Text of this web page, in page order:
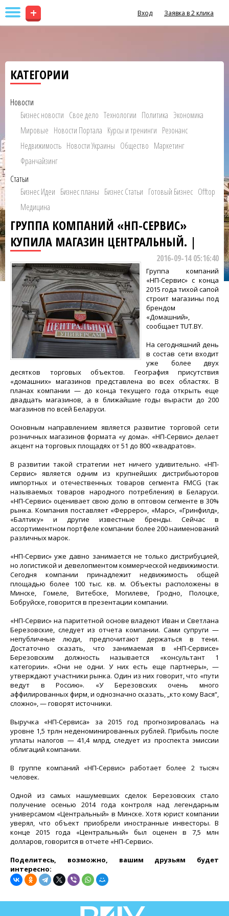
+ Вход Заявка в 2 клика
КАТЕГОРИИ
Новости
Бизнес новости Свое дело Технологии Политика Экономика
Мировые Новости Портала Курсы и тренинги Резонанс
Недвижимость Новости Украины Общество Маркетинг
Франчайзинг
Статьи
Бизнес Идеи Бизнес планы Бизнес Статьи Готовый Бизнес Offtop
Медицина
ГРУППА КОМПАНИЙ «НП-СЕРВИС»
КУПИЛА МАГАЗИН ЦЕНТРАЛЬНЫЙ. |
2016-09-14 05:16:40
Группа компаний
«НП-Сервис» с конца
2015 года тихой сапой
строит магазины под
брендом
«Домашний»,
сообщает TUT.BY.
На сегодняшний день
в состав сети входит
уже более двух
десятков торговых объектов. География присутствия
«домашних» магазинов представлена во всех областях. В
планах компании — до конца текущего года открыть еще
двадцать магазинов, а в ближайшие годы вырасти до 200
магазинов по всей Беларуси.
Основным направлением является развитие торговой сети
розничных магазинов формата «у дома». «НП-Сервис» делает
акцент на торговых площадях от 51 до 800 «квадратов».
В развитии такой стратегии нет ничего удивительно. «НП-
Сервис» является одним из крупнейших дистрибьюторов
импортных и отечественных товаров сегмента FMCG (так
называемых товаров народного потребления) в Беларуси.
«НП-Сервис» оценивает свою долю в оптовом сегменте в 30%
рынка. Компания поставляет «Ферреро», «Марс», «Гринфилд»,
«Балтику» и другие известные бренды. Сейчас в
ассортиментном портфеле компании более 200 наименований
различных марок.
«НП-Сервис» уже давно занимается не только дистрибуцией,
но логистикой и девелопментом коммерческой недвижимости.
Сегодня компании принадлежит недвижимость общей
площадью более 100 тыс. кв. м. Объекты расположены в
Минске, Гомеле, Витебске, Могилеве, Гродно, Полоцке,
Бобруйске, говорится в презентации компании.
«НП-Сервис» на паритетной основе владеют Иван и Светлана
Березовские, следует из отчета компании. Сами супруги —
непубличные люди, предпочитают держаться в тени.
Достаточно сказать, что занимаемая в «НП-Сервисе»
Березовским должность называется «консультант 1
категории». «Они не одни. У них есть еще партнеры», —
утверждают участники рынка. Один из них говорит, что «пути
ведут в Россию». «У Березовских очень много
аффилированных фирм, и однозначно сказать, „кто кому Вася“,
сложно», — говорят источники.
Выручка «НП-Сервиса» за 2015 год прогнозировалась на
уровне 1,5 трлн неденоминированных рублей. Прибыль после
уплаты налогов — 41,4 млрд, следует из проспекта эмиссии
облигаций компании.
В группе компаний «НП-Сервис» работает более 2 тысяч
человек.
Одной из самых нашумевших сделок Березовских стало
получение осенью 2014 года контроля над легендарным
универсамом «Центральный» в Минске. Хотя юрист компании
уверял, что объект приобрели иностранные инвесторы. В
конце 2015 года «Центральный» был оценен в 7,5 млн
долларов, говорится в отчете «НП-Сервис».
Поделитесь, возможно, вашим друзьям будет
интересно: